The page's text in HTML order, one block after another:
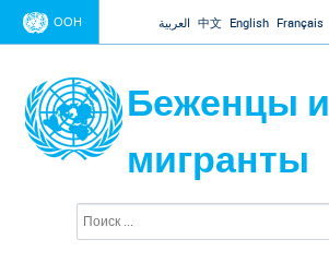
Jump to navigation
ООН العربية 中文 English Français
Беженцы и
мигранты
и